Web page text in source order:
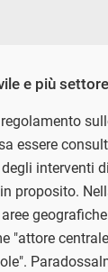
e più
essere
interventi
proposito.
"attore